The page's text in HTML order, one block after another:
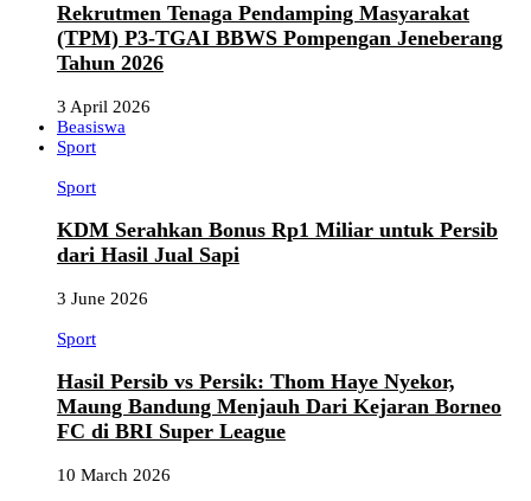
Rekrutmen Tenaga Pendamping Masyarakat
(TPM) P3-TGAI BBWS Pompengan Jeneberang
Tahun 2026
3 April 2026
Beasiswa
Sport
Sport
KDM Serahkan Bonus Rp1 Miliar untuk Persib
dari Hasil Jual Sapi
3 June 2026
Sport
Hasil Persib vs Persik: Thom Haye Nyekor,
Maung Bandung Menjauh Dari Kejaran Borneo
FC di BRI Super League
10 March 2026